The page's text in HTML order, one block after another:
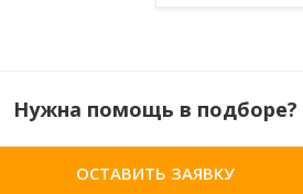
Нужна помощь в подборе?
ОСТАВИТЬ ЗАЯВКУ